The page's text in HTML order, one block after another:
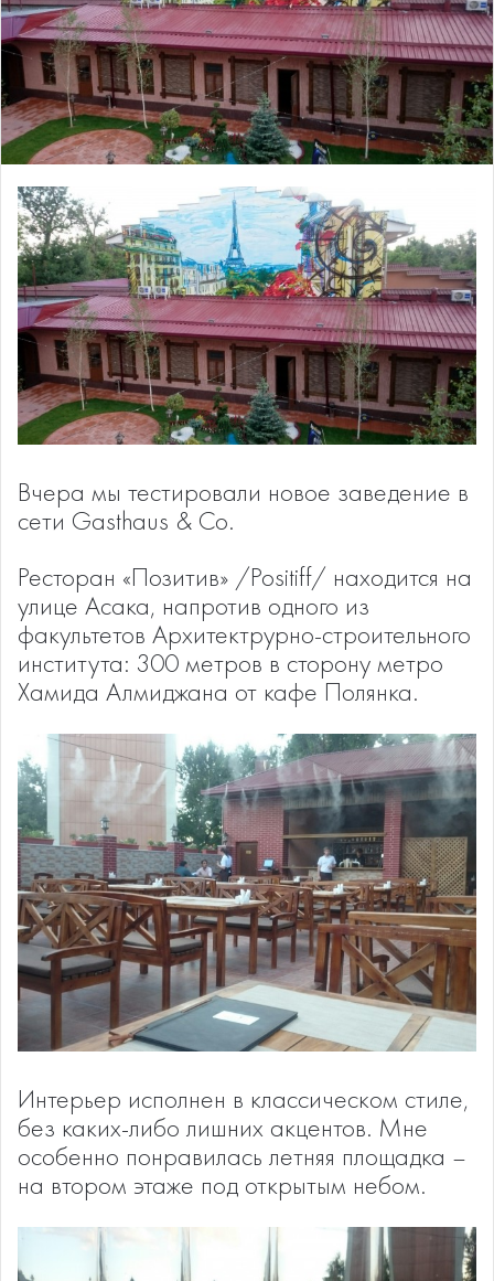
Вчера мы тестировали новое заведение в
сети Gasthaus & Co.
Ресторан «Позитив» /Positiff/ находится на
улице Асака, напротив одного из
факультетов Архитектрурно-строительного
института: 300 метров в сторону метро
Хамида Алмиджана от кафе Полянка.
Интерьер исполнен в классическом стиле,
без каких-либо лишних акцентов. Мне
особенно понравилась летняя площадка –
на втором этаже под открытым небом.